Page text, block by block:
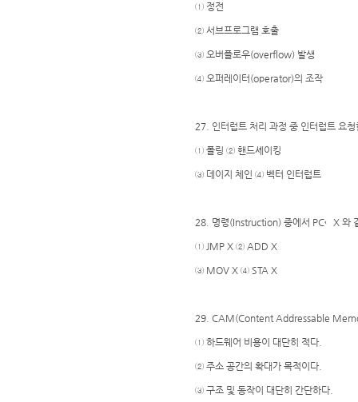
① 정전
② 서브프로그램 호출
③ 오버플로우(overflow) 발생
④ 오퍼레이터(operator)의 조작
27. 인터럽트 처리 과정 중 인터럽트 요
① 폴링 ② 핸드셰이킹
③ 데이지 체인 ④ 벡터 인터럽트
28. 명령(Instruction) 중에서 PC←X 와
① JMP X ② ADD X
③ MOV X ④ STA X
29. CAM(Content Addressable
① 하드웨어 비용이 대단히 적다.
② 주소 공간의 확대가 목적이다.
③ 구조 및 동작이 대단히 간단하다.